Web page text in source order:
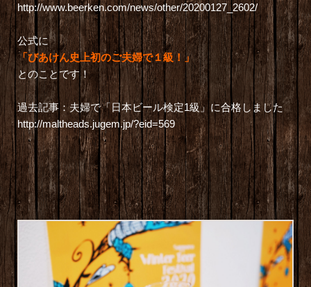
http://www.beerken.com/news/other/20200127_2602/
公式に
「びあけん史上初のご夫婦で１級！」
とのことです！
過去記事：夫婦で「日本ビール検定1級」に合格しました
http://maltheads.jugem.jp/?eid=569